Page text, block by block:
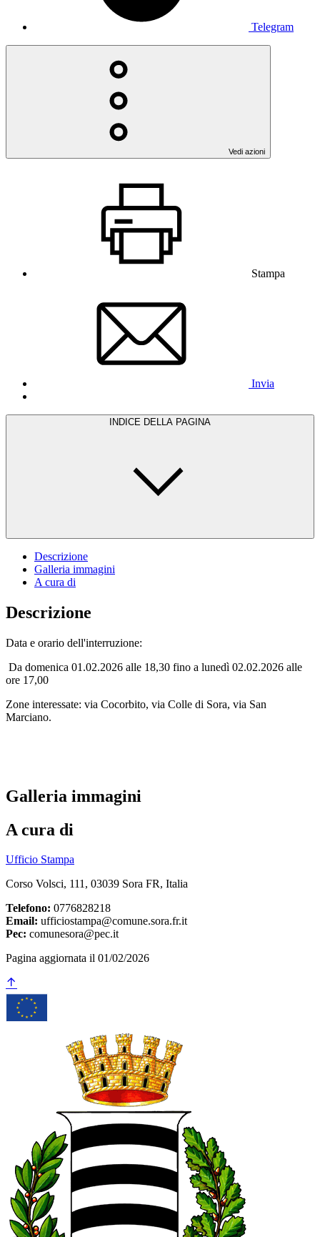
Telegram
Vedi azioni
Stampa
Invia
INDICE DELLA PAGINA
Descrizione
Galleria immagini
A cura di
Descrizione
Data e orario dell'interruzione:
Da domenica 01.02.2026 alle 18,30 fino a lunedì 02.02.2026 alle
ore 17,00
Zone interessate: via Cocorbito, via Colle di Sora, via San
Marciano.
Galleria immagini
A cura di
Ufficio Stampa
Corso Volsci, 111, 03039 Sora FR, Italia
Telefono: 0776828218
Email: ufficiostampa@comune.sora.fr.it
Pec: comunesora@pec.it
Pagina aggiornata il 01/02/2026